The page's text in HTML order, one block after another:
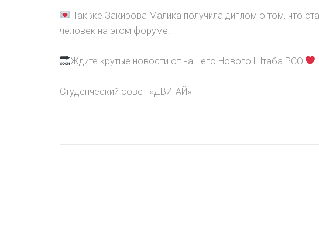
Так же Закирова Малика получила диплом о том, что
человек на этом форуме!
Ждите крутые новости от нашего Нового Штаба РСО!
Студенческий совет «ДВИГАЙ»